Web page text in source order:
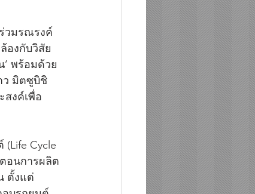
วมรณรงค์
องกับวิสัย
พร้อมด้วย
ว มิตซูบิชิ
งค์เพื่อ
Cycle
อนการผลิต
ตั้งแต่